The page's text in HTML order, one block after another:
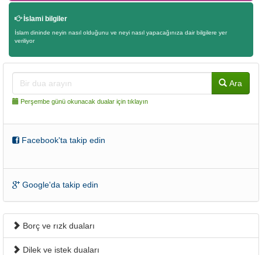
İslami bilgiler
İslam dininde neyin nasıl olduğunu ve neyi nasıl yapacağınıza dair bilgilere yer
veriliyor
Ara
Perşembe günü okunacak dualar için tıklayın
Facebook'ta takip edin
Google'da takip edin
Borç ve rızk duaları
Dilek ve istek duaları